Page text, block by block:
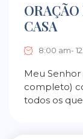
ORAÇÃO
CASA
8:00 am-
Meu Senhor
completo)
todos os